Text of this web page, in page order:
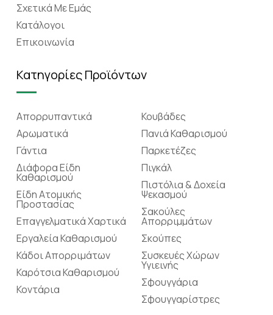
Σχετικά Mε Eμάς
Κατάλογοι
Επικοινωνία
Κατηγορίες Προϊόντων
Απορρυπαντικά
Αρωματικά
Γάντια
Διάφορα Είδη
Καθαρισμού
Είδη Ατομικής
Προστασίας
Επαγγελματικά Χαρτικά
Εργαλεία Καθαρισμού
Κάδοι Απορριμάτων
Καρότσια Καθαρισμού
Κοντάρια
Κουβάδες
Πανιά Καθαρισμού
Παρκετέζες
Πιγκάλ
Πιστόλια & Δοχεία
Ψεκασμού
Σακούλες
Απορριμμάτων
Σκούπες
Συσκευές Χώρων
Υγιεινής
Σφουγγάρια
Σφουγγαρίστρες